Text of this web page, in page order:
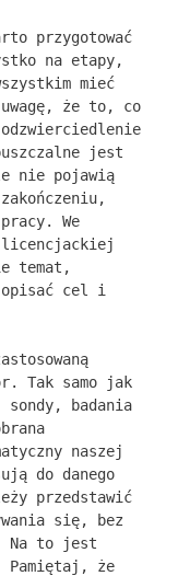
przygotować
na etapy,
mieć
że to, co
jest
nie pojawią
We
licencjackiej
temat,
cel i
Tak samo jak
badania
naszej
do danego
przedstawić
się, bez
Na to jest
Pamiętaj, że